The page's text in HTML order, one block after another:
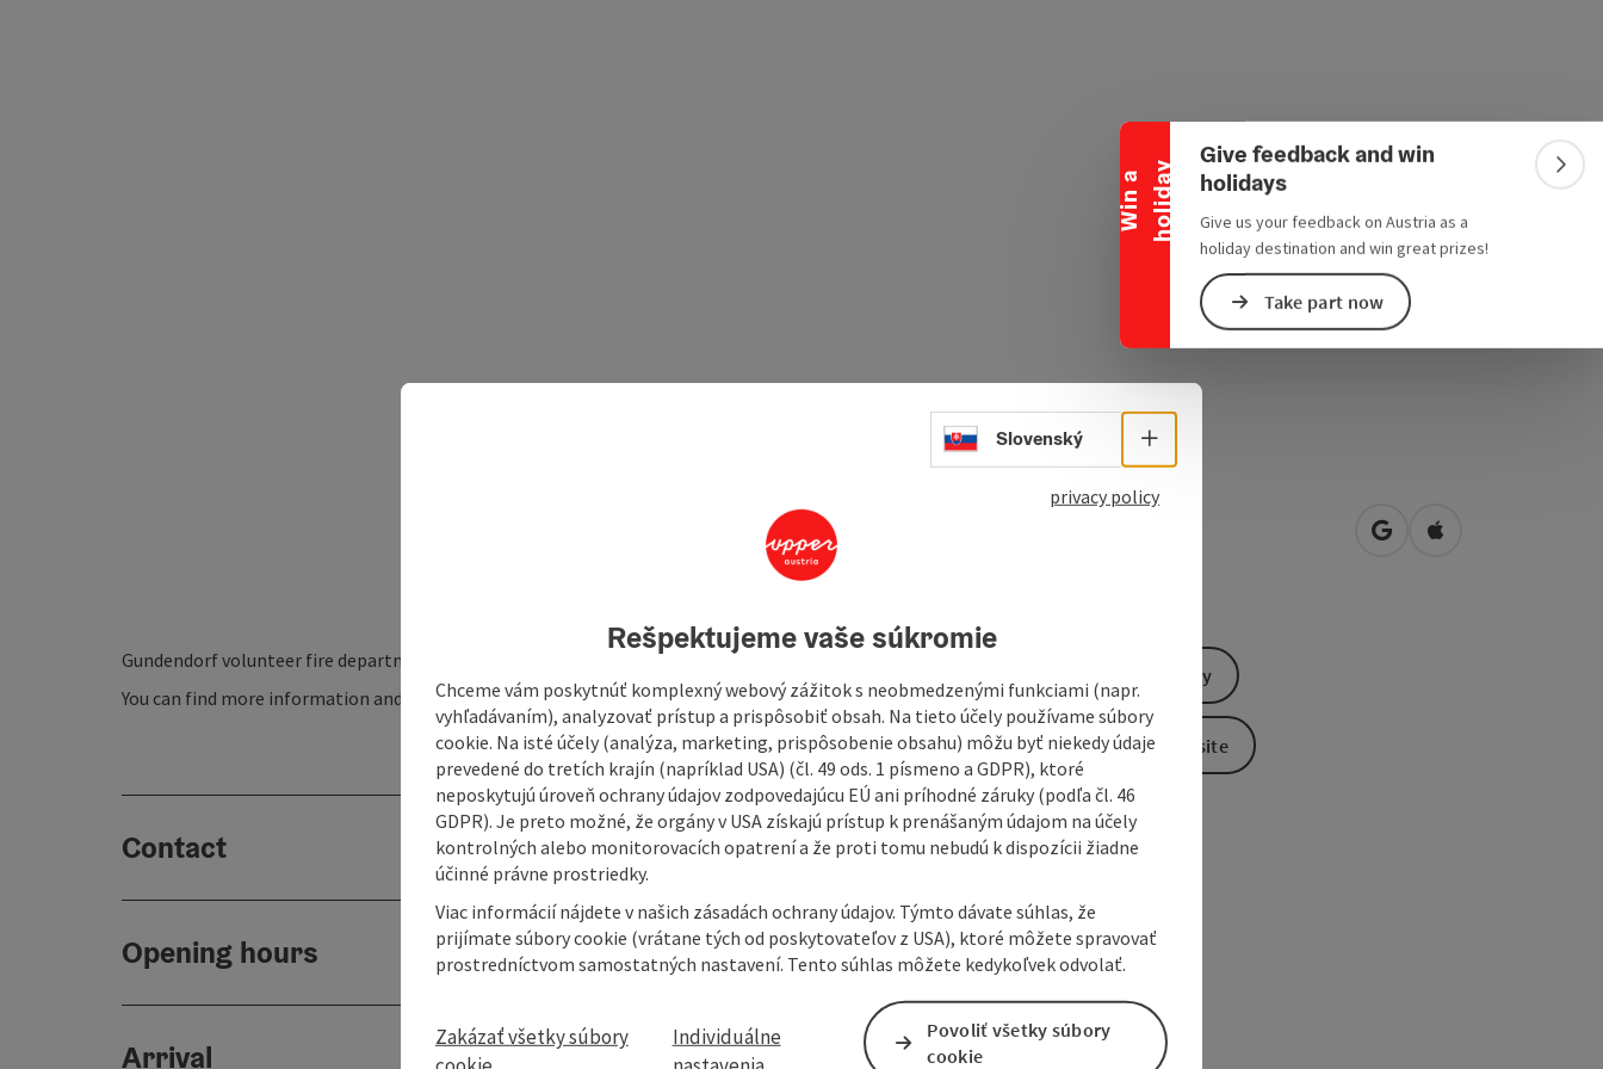
W
i
n
a
h
o
l
i
d
a y
Collapse banner
Give feedback and win
holidays
Give us your feedback on Austria as a
holiday destination and win great prizes!
Take part now
open in Google Maps
Open in Apple
Gundendorf volunteer fire department
You can find more information and newshere.
Contact
Opening hours
Arrival
Send inquiry
To the website
Select language - Open menu
Slovenský
privacy policy
Rešpektujeme vaše súkromie
Chceme vám poskytnúť komplexný webový zážitok s neobmedzenými funkciami (napr.
vyhľadávaním), analyzovať prístup a prispôsobiť obsah. Na tieto účely používame súbory
cookie. Na isté účely (analýza, marketing, prispôsobenie obsahu) môžu byť niekedy údaje
prevedené do tretích krajín (napríklad USA) (čl. 49 ods. 1 písmeno a GDPR), ktoré
neposkytujú úroveň ochrany údajov zodpovedajúcu EÚ ani príhodné záruky (podľa čl. 46
GDPR). Je preto možné, že orgány v USA získajú prístup k prenášaným údajom na účely
kontrolných alebo monitorovacích opatrení a že proti tomu nebudú k dispozícii žiadne
účinné právne prostriedky.
Viac informácií nájdete v našich zásadách ochrany údajov. Týmto dávate súhlas, že
prijímate súbory cookie (vrátane tých od poskytovateľov z USA), ktoré môžete spravovať
prostredníctvom samostatných nastavení. Tento súhlas môžete kedykoľvek odvolať.
Zakázať všetky súbory
Individuálne
Povoliť všetky súbory
cookie